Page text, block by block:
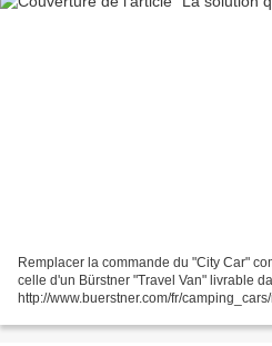
Remplacer la commande du "City Car"
celle d'un Bürstner "Travel Van" livrable
http://www.buerstner.com/fr/